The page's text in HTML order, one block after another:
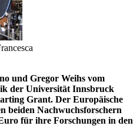
und Gregor Weihs vom
der Universität Innsbruck
Grant. Der Europäische
beiden Nachwuchsforschern
für ihre Forschungen in den